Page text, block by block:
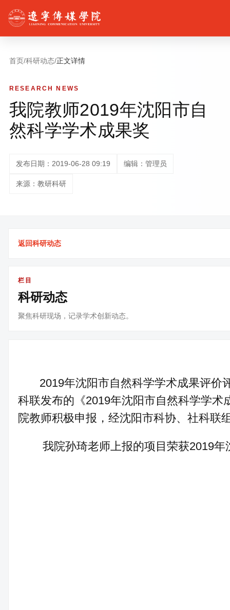
首页/科研动态/正文详情
RESEARCH NEWS
我院教师2019年沈阳市自
然科学学术成果奖
发布日期：2019-06-28 09:19 编辑：管理员
来源：教研科研
返回科研动态
栏目
科研动态
聚焦科研现场，记录学术创新动态。
2019年沈阳市自然科学学术成果评价
科联发布的《2019年沈阳市自然科学学
院教师积极申报，经沈阳市科协、社科
我院孙琦老师上报的项目荣获2019年